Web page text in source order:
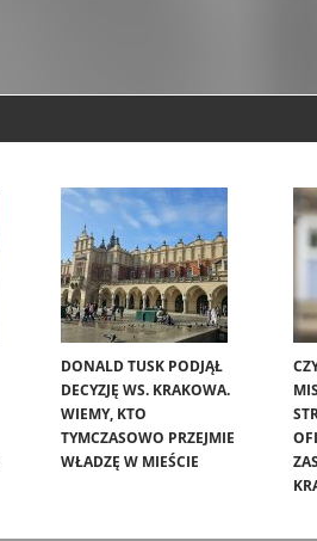
DONALD TUSK PODJĄŁ
DECYZJĘ WS. KRAKOWA.
WIEMY, KTO
TYMCZASOWO PRZEJMIE
WŁADZĘ W MIEŚCIE